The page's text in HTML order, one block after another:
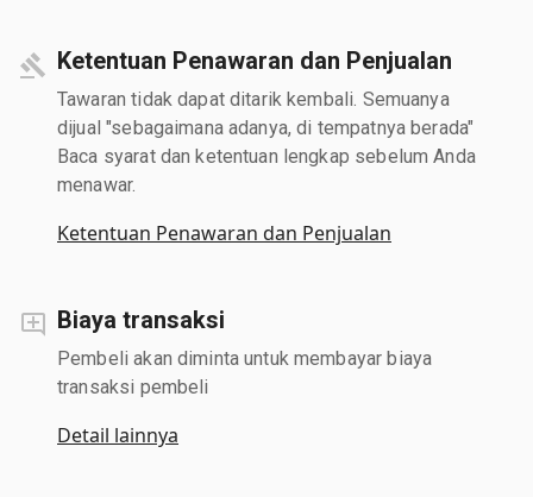
Ketentuan Penawaran dan Penjualan
Tawaran tidak dapat ditarik kembali. Semuanya
dijual "sebagaimana adanya, di tempatnya berada"
Baca syarat dan ketentuan lengkap sebelum Anda
menawar.
Ketentuan Penawaran dan Penjualan
Biaya transaksi
Pembeli akan diminta untuk membayar biaya
transaksi pembeli
Detail lainnya